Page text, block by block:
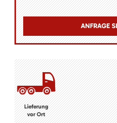
Lieferung
vor Ort